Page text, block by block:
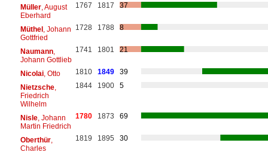
Müller, August
Eberhard
1767 1817 37
Müthel, Johann
Gottfried
1728 1788 8
Naumann,
Johann Gottlieb
1741 1801 21
Nicolai, Otto 1810 1849
39
Nietzsche,
Friedrich
Wilhelm
1844 1900 5
Nisle, Johann
Martin Friedrich
1780 1873 69
Oberthür,
Charles
1819 1895 30